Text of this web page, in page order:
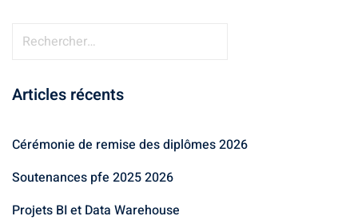
Articles récents
Cérémonie de remise des diplômes 2026
Soutenances pfe 2025 2026
Projets BI et Data Warehouse